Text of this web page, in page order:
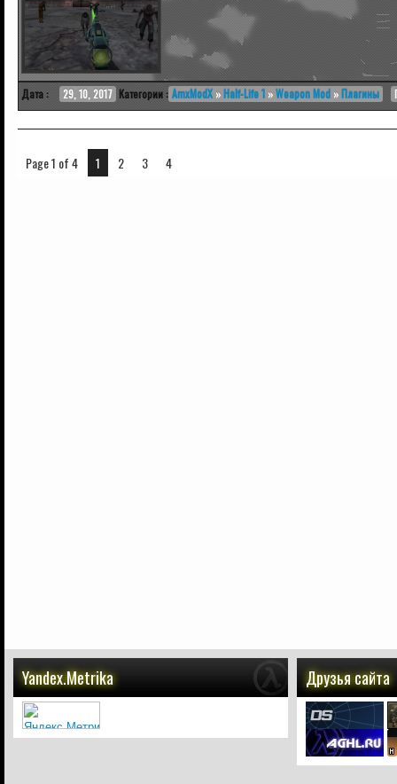
Дата : 29, 10, 2017 Категории : AmxModX »Half-Life 1 »Weapon Mod »Плагины
Page 1 of 4 1 2 3 4
Yandex.Metrika Друзья сайта